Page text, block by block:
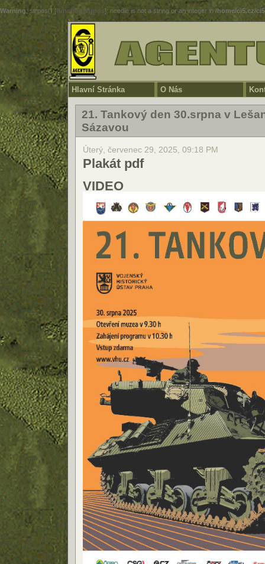
Warning: strpos() [function.strpos]: needle is not a string or an integer in/home/ci5.cz/
Hlavní Stránka O Nás
21. Tankový den 30.srpna v
Sázavou
Úterý, červenec 29, 2025, 09:18 PM
Plakát pdf
VIDEO